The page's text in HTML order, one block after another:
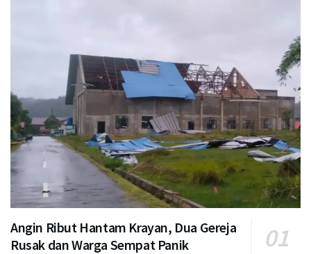
Angin Ribut Hantam Krayan, Dua Gereja
Rusak dan Warga Sempat Panik